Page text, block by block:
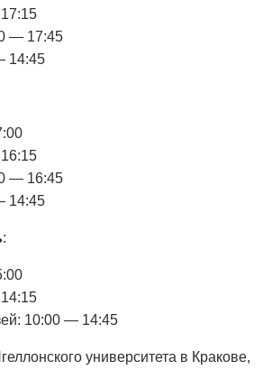
— 17:45
14:45
— 16:45
14:45
:
10:00 — 14:45
университета в Кракове,